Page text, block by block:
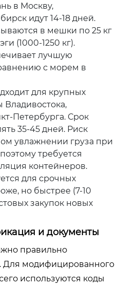
в Москву,
идут 14-18 дней.
в мешки по 25 кг
(1000-1250 кг).
лучшую
с морем в
для крупных
Владивостока,
Петербурга. Срок
35-45 дней. Риск
увлажнении груза при
требуется
контейнеров.
для срочных
но быстрее (7-10
закупок новых
и документы
правильно
Для модифицированного
используются коды